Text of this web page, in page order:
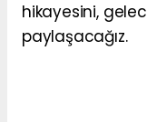
hikayesini,
paylaşacağız.